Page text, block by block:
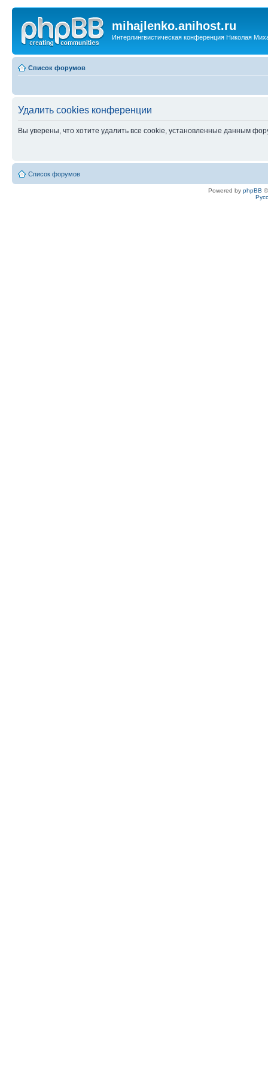
mihajlenko.anihost.ru
Интерлингвистическая конференция Николая
Список форумов
Удалить cookies конференции
Вы уверены, что хотите удалить все cookie, установленные данным
Список форумов
Powered by phpBB